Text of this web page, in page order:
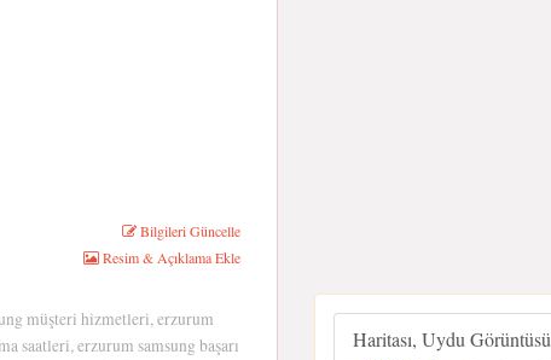
Bilgileri Güncelle
Resim & Açıklama Ekle
müşteri hizmetleri, erzurum
saatleri, erzurum samsung başarı
Haritası, Uydu Görüntüsü